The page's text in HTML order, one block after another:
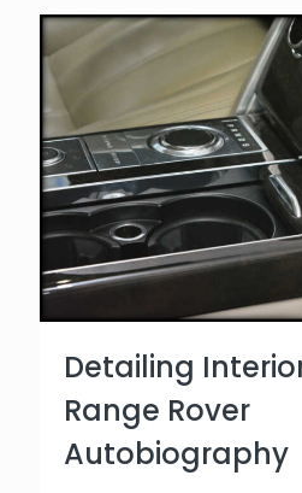
Detailing
Range Rover
Autobiography